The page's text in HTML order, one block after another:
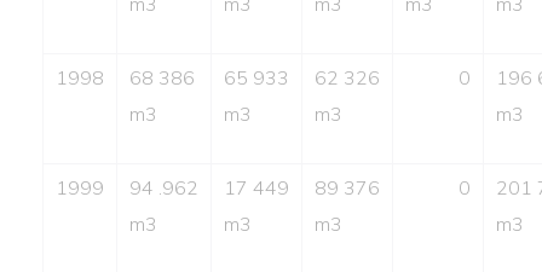
1998
68 386
m3
65 933
m3
62 326
m3
0
196
m3
1999
94 .962
m3
17 449
m3
89 376
m3
0
201
m3